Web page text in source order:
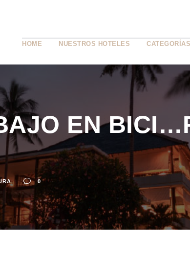
HOME NUESTROS HOTELES CATEGORÍAS
EN
0